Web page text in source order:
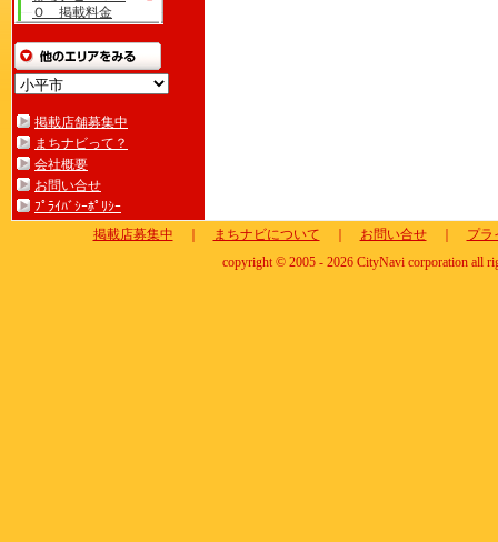
Ｏ 掲載料金
掲載店舗募集中
まちナビって？
会社概要
お問い合せ
ﾌﾟﾗｲﾊﾞｼｰﾎﾟﾘｼｰ
掲載店募集中 まちナビについて お問い合せ｜
プラ
copyright © 2005 - 2026 CityNavi corporation all